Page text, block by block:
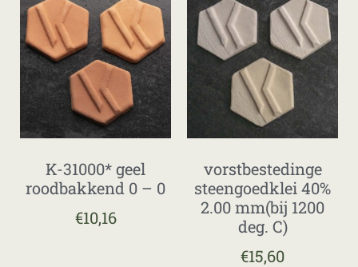
K-31000* geel
roodbakkend 0 – 0
€10,16
vorstbestedinge
steengoedklei 40%
2.00 mm(bij 1200
deg. C)
€15,60